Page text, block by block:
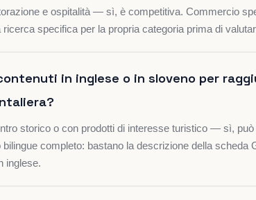
e ospitalità — sì, è competitiva. Commercio
ricerca specifica per la propria categoria prima di
in inglese o in sloveno per
storico o con prodotti di interesse turistico — sì,
completo: bastano la descrizione della scheda
inglese.